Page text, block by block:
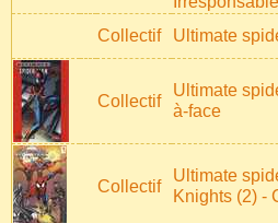
Collectif
Ultimate
Collectif
Ultimate
à-face
Collectif
Ultimate
Knights (2) -